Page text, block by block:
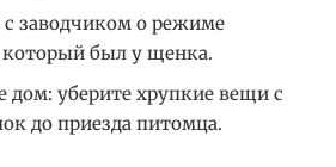
с заводчиком о режиме
был у щенка.
дом: уберите хрупкие вещи с
до приезда питомца.